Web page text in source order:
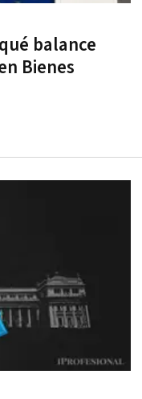
balance
Bienes